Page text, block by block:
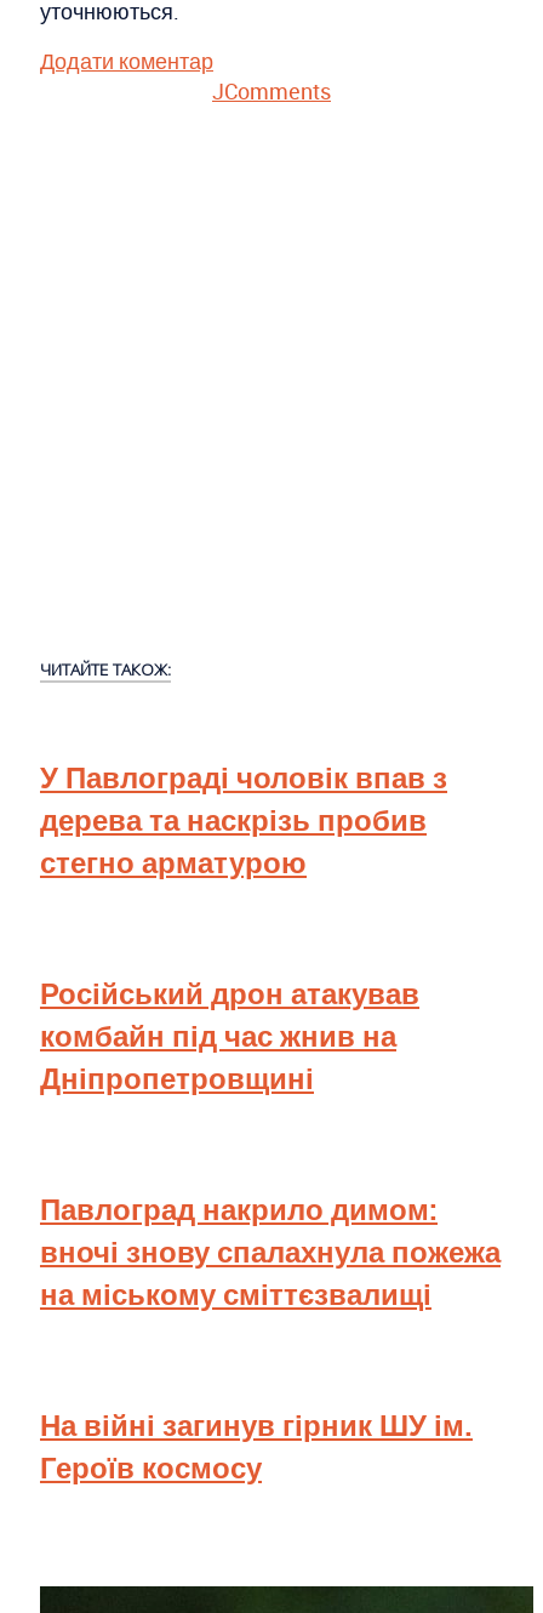
уточнюються.
Додати коментар
JComments
ЧИТАЙТЕ ТАКОЖ:
У Павлограді чоловік впав з
дерева та наскрізь пробив
стегно арматурою
Російський дрон атакував
комбайн під час жнив на
Дніпропетровщині
Павлоград накрило димом:
вночі знову спалахнула пожежа
на міському сміттєзвалищі
На війні загинув гірник ШУ ім.
Героїв космосу